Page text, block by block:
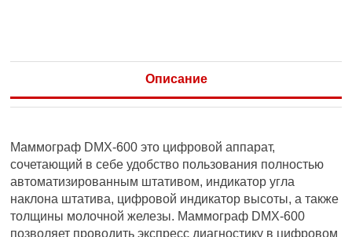
Описание
Маммограф DMX-600 это цифровой аппарат,
сочетающий в себе удобство пользования полностью
автоматизированным штативом, индикатор угла
наклона штатива, цифровой индикатор высоты, а также
толщины молочной железы. Маммограф DMX-600
позволяет проводить экспресс диагностику в цифровом